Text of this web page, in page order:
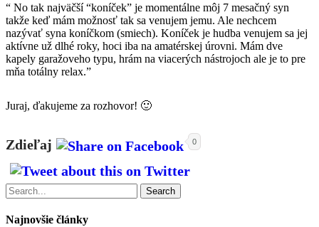
“ No tak najväčší “koníček” je momentálne môj 7 mesačný syn
takže keď mám možnosť tak sa venujem jemu. Ale nechcem
nazývať syna koníčkom (smiech). Koníček je hudba venujem sa jej
aktívne už dlhé roky, hoci iba na amatérskej úrovni. Mám dve
kapely garažoveho typu, hrám na viacerých nástrojoch ale je to pre
mňa totálny relax.”
Juraj, ďakujeme za rozhovor! 🙂
Zdieľaj 0
Search
Najnovšie články